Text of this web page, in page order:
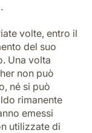
volte, entro il
del suo
Una volta
non può
né si può
rimanente
emessi
utilizzate di